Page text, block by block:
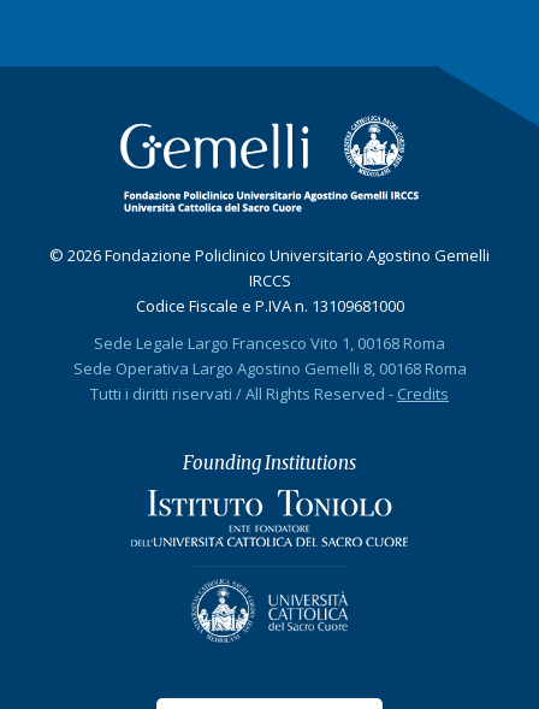
© 2026 Fondazione Policlinico Universitario Agostino Gemelli
IRCCS
Codice Fiscale e P.IVA n. 13109681000
Sede Legale Largo Francesco Vito 1, 00168 Roma
Sede Operativa Largo Agostino Gemelli 8, 00168 Roma
Tutti i diritti riservati / All Rights Reserved - Credits
Founding Institutions